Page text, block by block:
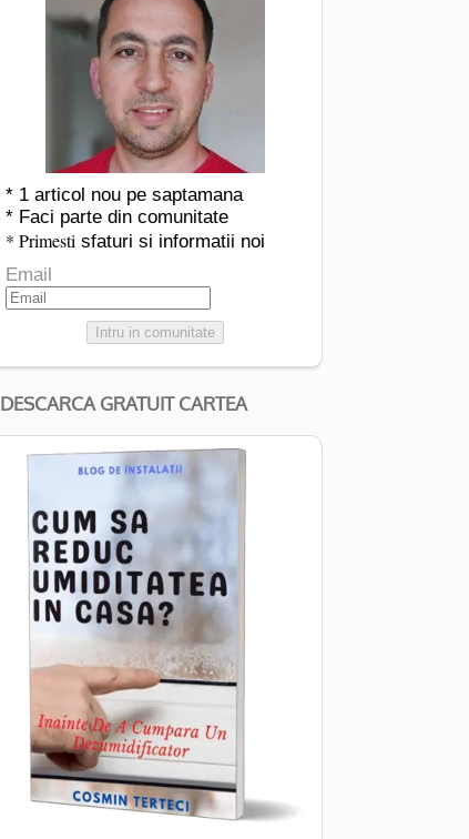
* 1 articol nou pe saptamana
* Faci parte din comunitate
* Primestisfaturi si informatii noi
Email
Intru in comunitate
DESCARCA GRATUIT CARTEA